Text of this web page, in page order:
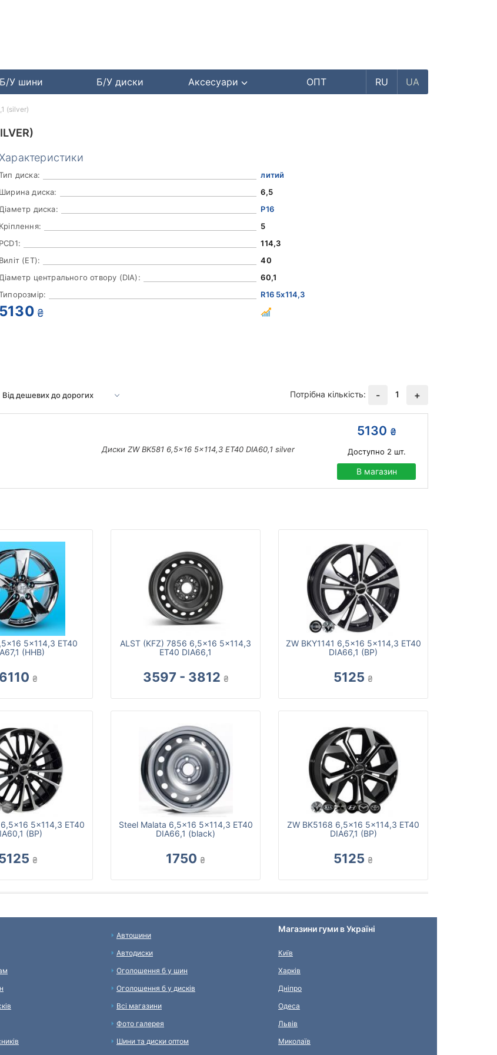
Б/У шини Б/У диски Аксесуари ОПТ RU UA
диска:
литий
Ширина диска:
6,5
диска:
Р16
Кріплення:
5
PCD1:
114,3
Виліт (ET):
40
центрального отвору (DIA):
60,1
R16 5x114,3
5130 ₴
Потрібна кількість: - 1 +
Диски ZW BK581 6,5x16 5x114,3 ET40 DIA60,1 silver
5130 ₴
Доступно 2 шт.
В магазин
5x114,3 ET40
(HHB)
6110 ₴
ALST (KFZ) 7856 6,5x16 5x114,3
ET40 DIA66,1
3597 - 3812 ₴
ZW BKY1141 6,5x16 5x114,3 ET40
DIA66,1 (BP)
5125 ₴
5x114,3 ET40
(BP)
₴
Steel Malata 6,5x16 5x114,3 ET40
DIA66,1 (black)
1750 ₴
ZW BK5168 6,5x16 5x114,3 ET40
DIA67,1 (BP)
5125 ₴
(silver)
Автошини
Автодиски
Оголошення б у шин
Оголошення б у дисків
Всі магазини
Фото галерея
Шини та диски оптом
Магазини гуми в Україні
Київ
Харків
Дніпро
Одеса
Львів
Миколаїв